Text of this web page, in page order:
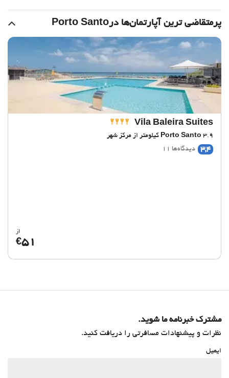
پرمتقاضی ترین آپارتمان‌‌ها درPorto Santo
Vila Baleira Suites
Porto Santo 3.9 کیلومتر از مرکز شهر
3,4 دیدگاه‌ها 11
از
€51
مشترک خبرنامه ما شوید.
نظرات و پیشنهادات مسافرتی را دریافت کنید.
ایمیل